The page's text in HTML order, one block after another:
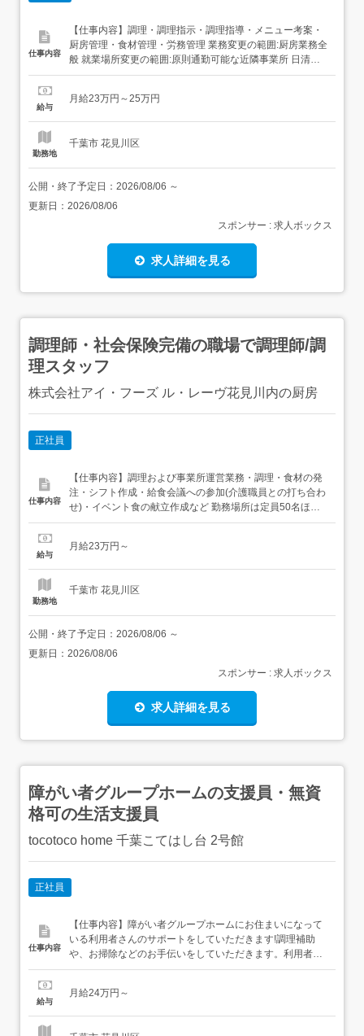
仕事内容
【仕事内容】調理・調理指示・調理指導・メニュー考案・
厨房管理・食材管理・労務管理 業務変更の範囲:厨房業務全
般 就業場所変更の範囲:原則通勤可能な近隣事業所 日清医
療食品株式会社での雇用となり、業務を受託している本厨
師資格必須調理業務経験のある方(業種は問いません)来年
給与
月給23万円～25万円
勤務地
千葉市 花見川区
公開・終了予定日： 2026/08/06 ～
更新日： 2026/08/06
スポンサー : 求人ボックス
求人詳細を見る
調理師・社会保険完備の職場で調理師/調
理スタッフ
株式会社アイ・フーズ ル・レーヴ花見川内の厨房
正社員
仕事内容
【仕事内容】調理および事業所運営業務・調理・食材の発
注・シフト作成・給食会議への参加(介護職員との打ち合わ
せ)・イベント食の献立作成など 勤務場所は定員50名ほど
の施設なので、比較的作業負担が軽いのが特色です 現在男
活躍中です 医療・介護食の経験が豊富な方や、誰もが知る
給与
月給23万円～
勤務地
千葉市 花見川区
公開・終了予定日： 2026/08/06 ～
更新日： 2026/08/06
スポンサー : 求人ボックス
求人詳細を見る
障がい者グループホームの支援員・無資
格可の生活支援員
tocotoco home 千葉こてはし台 2号館
正社員
仕事内容
【仕事内容】障がい者グループホームにお住まいになって
いる利用者さんのサポートをしていただきます!調理補助
や、お掃除などのお手伝いをしていただきます。利用者さ
んとお話することも大事な仕事です 介護や福祉経験のある
で大丈夫です!!<仕事内容>・入居者の日常生活のサポート
給与
月給24万円～